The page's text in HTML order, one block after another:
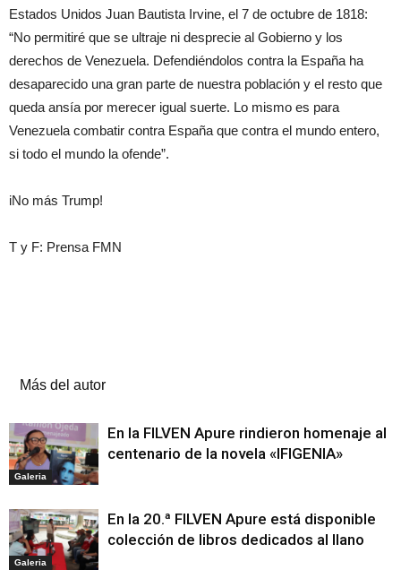
Estados Unidos Juan Bautista Irvine, el 7 de octubre de 1818:
“No permitiré que se ultraje ni desprecie al Gobierno y los
derechos de Venezuela. Defendiéndolos contra la España ha
desaparecido una gran parte de nuestra población y el resto que
queda ansía por merecer igual suerte. Lo mismo es para
Venezuela combatir contra España que contra el mundo entero,
si todo el mundo la ofende”.
iNo más Trump!
T y F: Prensa FMN
Más del autor
Galeria
En la FILVEN Apure rindieron homenaje al
centenario de la novela «IFIGENIA»
Galeria
En la 20.ª FILVEN Apure está disponible
colección de libros dedicados al llano